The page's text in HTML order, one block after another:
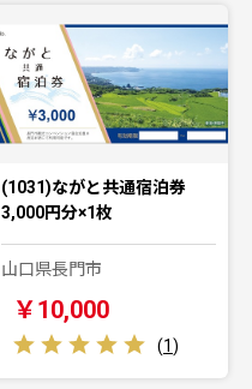
(1031)ながと共通宿泊券
3,000円分×1枚
山口県長門市
￥10,000
(1)